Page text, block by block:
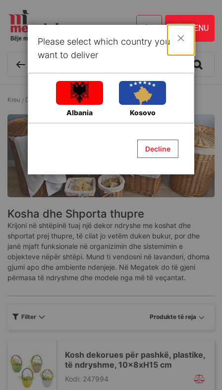
Kreu Dekor Kosha dhe Shporta Kosha dhe Shporta thupre
Kosha dhe Shporta thupre
Krijoni në shtëpinë tuaj një dekor ndryshe me koshat dhe
shportat prej thupre, të cilat jo vetëm duken bukur, por dhe
janë mjaft funksionale në organizimin dhe sistemimin e
objekteve nëpër shtëpi. Mund ti vendosni në lavanderi, dhoma
gjumi apo dhe ambiente ndenjeje. Në Megatek do të gjeni
përmasa të ndryshme dhe modele nga më të veçantat.
Kosh dekorues për pashkë, plastike,
të ndryshme, 10x8xH15 cm
Kodi: 247994
Filter
Please select which country you
want to deliver
Albania Kosovo
Decline